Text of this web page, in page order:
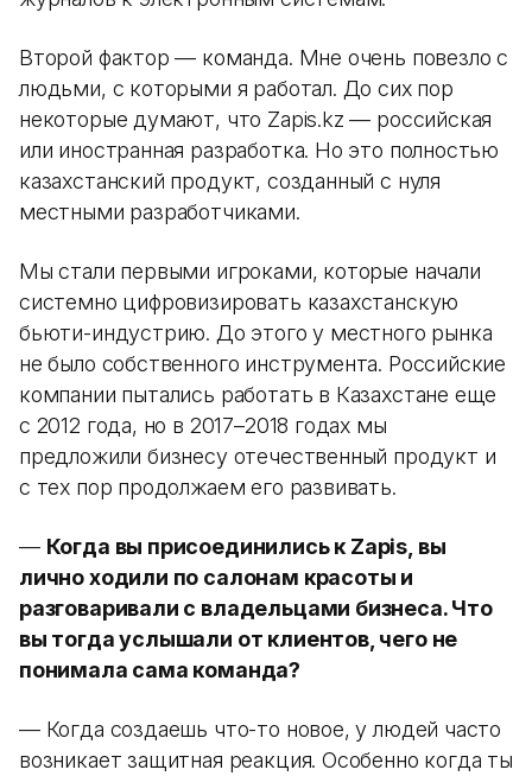
Второй фактор — команда. Мне очень повезло с
людьми, с которыми я работал. До сих пор
некоторые думают, что Zapis.kz — российская
или иностранная разработка. Но это полностью
казахстанский продукт, созданный с нуля
местными разработчиками.
Мы стали первыми игроками, которые начали
системно цифровизировать казахстанскую
бьюти-индустрию. До этого у местного рынка
не было собственного инструмента. Российские
компании пытались работать в Казахстане еще
с 2012 года, но в 2017–2018 годах мы
предложили бизнесу отечественный продукт и
с тех пор продолжаем его развивать.
— Когда вы присоединились к Zapis, вы
лично ходили по салонам красоты и
разговаривали с владельцами бизнеса. Что
вы тогда услышали от клиентов, чего не
понимала сама команда?
— Когда создаешь что-то новое, у людей часто
возникает защитная реакция. Особенно когда ты